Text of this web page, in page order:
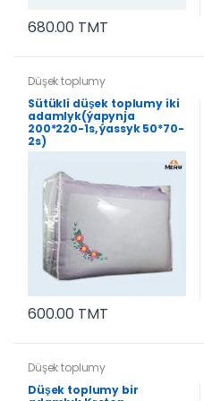
680.00 TMT
Düşek toplumy
Sütükli düşek toplumy iki
adamlyk(ýapynja
200*220-1s, ýassyk 50*70-
2s)
600.00 TMT
Düşek toplumy
Düşek toplumy bir